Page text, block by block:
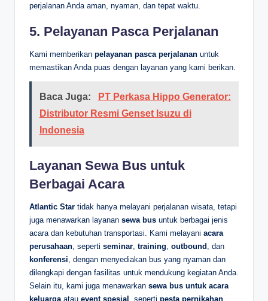
perjalanan Anda aman, nyaman, dan tepat waktu.
5. Pelayanan Pasca Perjalanan
Kami memberikan pelayanan pasca perjalanan untuk
memastikan Anda puas dengan layanan yang kami berikan.
Baca Juga:
PT Perkasa Hippo Generator:
Distributor Resmi Genset Isuzu di
Indonesia
Layanan Sewa Bus untuk
Berbagai Acara
Atlantic Star tidak hanya melayani perjalanan wisata, tetapi
juga menawarkan layanan sewa bus untuk berbagai jenis
acara dan kebutuhan transportasi. Kami melayani acara
perusahaan, seperti seminar, training, outbound , dan
konferensi, dengan menyediakan bus yang nyaman dan
dilengkapi dengan fasilitas untuk mendukung kegiatan Anda.
Selain itu, kami juga menawarkan sewa bus untuk acara
keluarga atau event spesial , seperti pesta pernikahan